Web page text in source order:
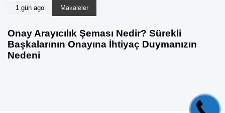
1 gün ago Makaleler
Onay Arayıcılık Şeması Nedir? Sürekli
Başkalarının Onayına İhtiyaç Duymanızın
Nedeni